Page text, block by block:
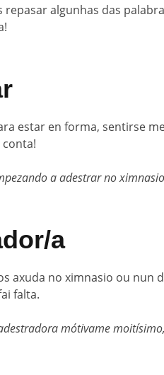
repasar algunhas das
estar en forma, sentirse
a adestrar no
a
axuda no ximnasio ou nun
falta.
mótivame